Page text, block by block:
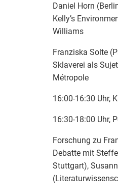
Daniel Horn
Kelly’s
Williams
Franziska Solte
Sklaverei als
Métropole
16:00-16:30 Uhr,
16:30-18:00 Uhr,
Forschung zu
Debatte mit
Stuttgart),